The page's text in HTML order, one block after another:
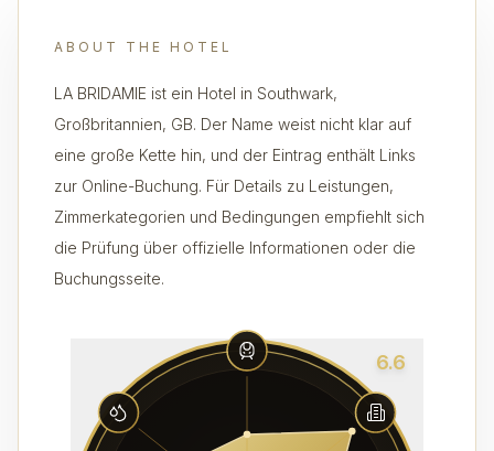
ABOUT THE HOTEL
LA BRIDAMIE ist ein Hotel in Southwark,
Großbritannien, GB. Der Name weist nicht klar auf
eine große Kette hin, und der Eintrag enthält Links
zur Online-Buchung. Für Details zu Leistungen,
Zimmerkategorien und Bedingungen empfiehlt sich
die Prüfung über offizielle Informationen oder die
Buchungsseite.
6.6